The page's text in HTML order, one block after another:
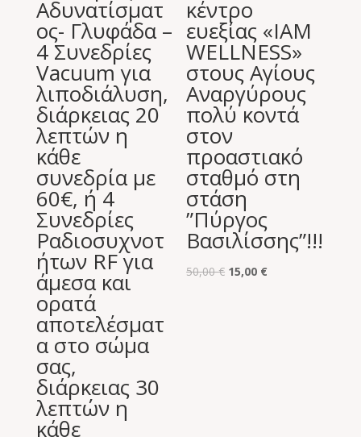
Αδυνατίσματ
ος- Γλυφάδα –
4 Συνεδρίες
Vacuum για
λιποδιάλυση,
διάρκειας 20
λεπτών η
κάθε
συνεδρία με
60€, ή 4
Συνεδρίες
Ραδιοσυχνοτ
ήτων RF για
άμεσα και
ορατά
αποτελέσματ
α στο σώμα
σας,
διάρκειας 30
λεπτών η
κάθε
κέντρο
ευεξίας «IAM
WELLNESS»
στους Αγίους
Αναργύρους
πολύ κοντά
στον
προαστιακό
σταθμό στη
στάση
”Πύργος
Βασιλίσσης”!!!
50,00€ Original
15,00 €